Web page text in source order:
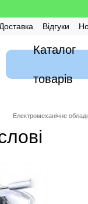
Доставка Відгуки
Каталог
товарів
Електромеханічне